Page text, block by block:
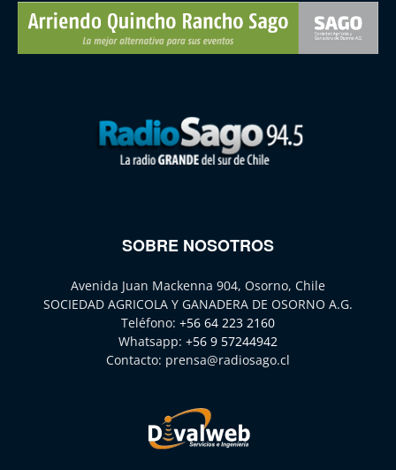
SOBRE NOSOTROS
Avenida Juan Mackenna 904, Osorno, Chile
SOCIEDAD AGRICOLA Y GANADERA DE OSORNO A.G.
Teléfono: +56 64 223 2160
Whatsapp: +56 9 57244942
Contacto: prensa@radiosago.cl